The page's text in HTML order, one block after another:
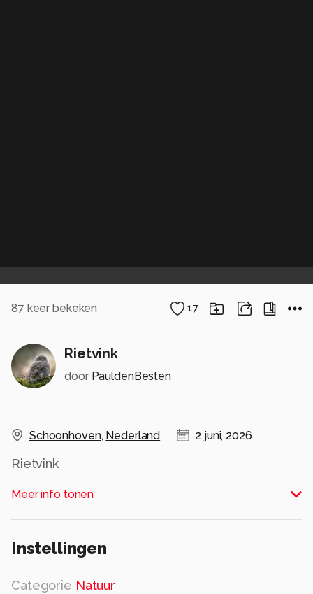
87 keer bekeken 17
Rietvink
door PauldenBesten
Schoonhoven, Nederland 2 juni, 2026
Rietvink
Alle rechten voorbehouden
Meer info tonen
Instellingen
Categorie Natuur